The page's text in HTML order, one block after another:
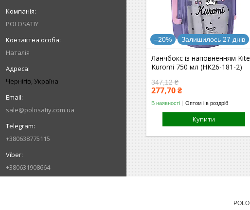
POLOSATIY
Наталія
Чернігів, Україна
sale@polosatiy.com.ua
+380638775115
+380631908664
–20% Залишилось 27 днів
Ланчбокс із наповненням Kite
Kuromi 750 мл (HK26-181-2)
347,12 ₴
277,70 ₴
В наявності Оптом і в роздріб
Купити